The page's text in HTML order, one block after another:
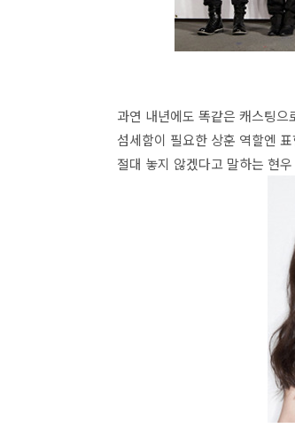
과연 내년에도 똑같은 캐스팅
섬세함이 필요한 상훈 역할엔
절대 놓지 않겠다고 말하는 현